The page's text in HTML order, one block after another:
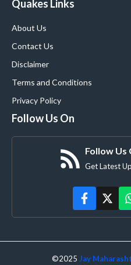
Quakes Links
About Us
Contact Us
Disclaimer
Terms and Conditions
Privacy Policy
Follow Us On
Follow Us
Get Latest
©2025 Jay